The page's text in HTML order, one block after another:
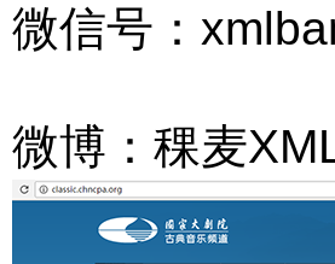
微信号：
微博：稞麦